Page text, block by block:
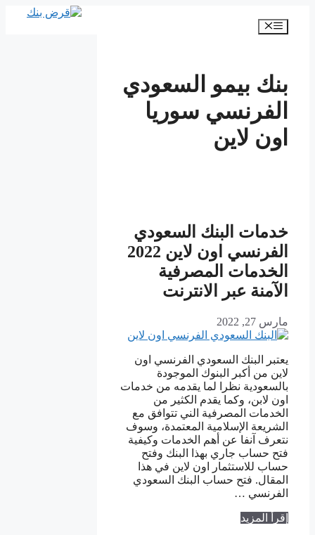
المحتوى
القائمة
بنك بيمو السعودي
الفرنسي سوريا
اون لاين
خدمات البنك السعودي
الفرنسي اون لاين 2022
الخدمات المصرفية
الآمنة عبر الانترنت
مارس 27, 2022
يعتبر البنك السعودي الفرنسي اون
لاين من أكبر البنوك الموجودة
بالسعودية نظرا لما يقدمه من خدمات
اون لابن، وكما يقدم الكثير من
الخدمات المصرفية الني تتوافق مع
الشريعة الإسلامية المعتمدة، وسوف
نتعرف آنفا عن أهم الخدمات وكيفية
فتح حساب جاري بهذا البنك وفتح
حساب للاستثمار اون لاين في هذا
المقال. فتح حساب البنك السعودي
الفرنسي …
إقرأ المزيد